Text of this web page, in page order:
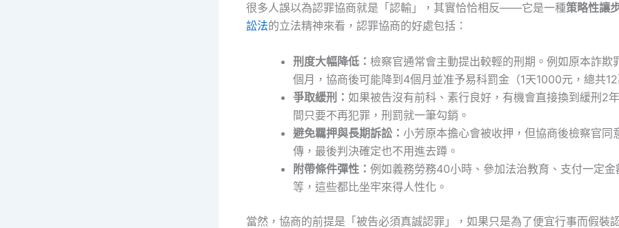
很多人誤以為認罪協商就是「認輸」，其實恰恰相反——它是一種策略性讓
訟法的立法精神來看，認罪協商的好處包括：
刑度大幅降低： 檢察官通常會主動提出較輕的刑期。例如原本詐欺
個月，協商後可能降到4個月並准予易科罰金（1天1000元，總共12
爭取緩刑： 如果被告沒有前科、素行良好，有機會直接換到緩刑2
間只要不再犯罪，刑罰就一筆勾銷。
避免羈押與長期訴訟： 小芳原本擔心會被收押，但協商後檢察官同
傳，最後判決確定也不用進去蹲。
附帶條件彈性： 例如義務勞務40小時、參加法治教育、支付一定金
等，這些都比坐牢來得人性化。
當然，協商的前提是「被告必須真誠認罪」，如果只是為了便宜行事而假裝